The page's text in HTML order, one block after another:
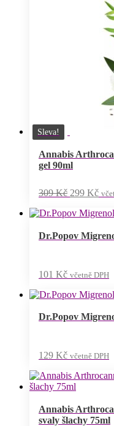
Sleva!
Annabis
gel 90ml
309Kč Původní
byla:
299 Kč
je:
Dr.Popov
101 Kč včetně DPH
Dr.Popov
129 Kč včetně DPH
Annabis
svaly šlachy 75ml